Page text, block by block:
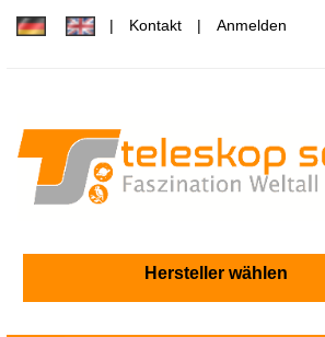
Kontakt Anmelden
Hersteller wählen